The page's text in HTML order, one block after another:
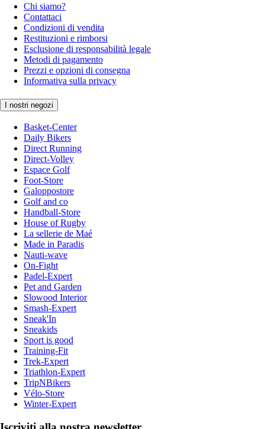
Chi siamo?
Contattaci
Condizioni di vendita
Restituzioni e rimborsi
Esclusione di responsabilità legale
Metodi di pagamento
Prezzi e opzioni di consegna
Informativa sulla privacy
I nostri negozi
Basket-Center
Daily Bikers
Direct Running
Direct-Volley
Espace Golf
Foot-Store
Galoppostore
Golf and co
Handball-Store
House of Rugby
La sellerie de Maé
Made in Paradis
Nauti-wave
On-Fight
Padel-Expert
Pet and Garden
Slowood Interior
Smash-Expert
Sneak'In
Sneakids
Sport is good
Training-Fit
Trek-Expert
Triathlon-Expert
TripNBikers
Vélo-Store
Winter-Expert